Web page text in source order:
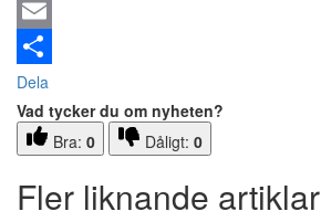
Email
Dela
Vad tycker du om nyheten?
Bra: 0 Dåligt: 0
Fler liknande artiklar